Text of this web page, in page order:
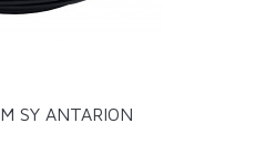
SY ANTARION